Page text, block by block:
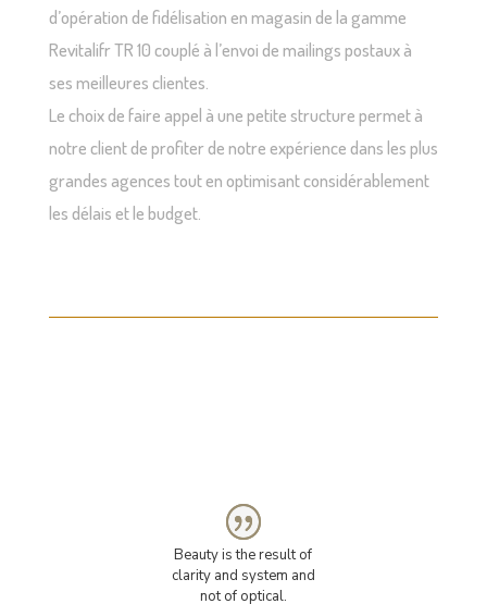
d’opération de fidélisation en magasin de la gamme
Revitalifr TR 10 couplé à l’envoi de mailings postaux à
ses meilleures clientes.
Le choix de faire appel à une petite structure permet à
notre client de profiter de notre expérience dans les plus
grandes agences tout en optimisant considérablement
les délais et le budget.
Beauty is the result of
clarity and system and
not of optical.